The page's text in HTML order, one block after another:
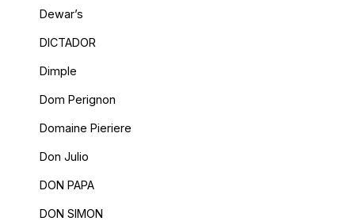
Dewar’s
DICTADOR
Dimple
Dom Perignon
Domaine Pieriere
Don Julio
DON PAPA
DON SIMON